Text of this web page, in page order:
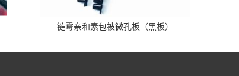
链霉亲和素包被微孔板（黑板）